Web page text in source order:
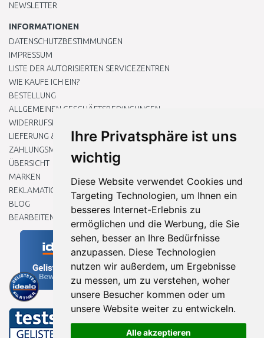
Ihre Privatsphäre ist uns
wichtig
Diese Website verwendet Cookies und
Targeting Technologien, um Ihnen ein
besseres Internet-Erlebnis zu
ermöglichen und die Werbung, die Sie
sehen, besser an Ihre Bedürfnisse
anzupassen. Diese Technologien
nutzen wir außerdem, um Ergebnisse
zu messen, um zu verstehen, woher
unsere Besucher kommen oder um
unsere Website weiter zu entwickeln.
Alle akzeptieren
NEWSLETTER
INFORMATIONEN
DATENSCHUTZBESTIMMUNGEN
IMPRESSUM
LISTE DER AUTORISIERTEN SERVICEZENTREN
WIE KAUFE ICH EIN?
BESTELLUNG
ALLGEMEINEN GESCHÄFTSBEDINGUNGEN
WIDERRUFSRECHT
LIEFERUNG & ZAHLUNG
ZAHLUNGSMETHODEN
ÜBERSICHT
MARKEN
REKLAMATIONEN UND RETOUREN
BLOG
BEARBEITEN SIE MEINE COOKIE-EINSTELLUNGEN